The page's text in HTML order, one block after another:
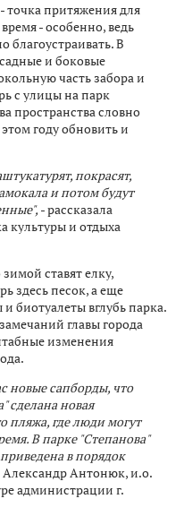
точка притяжения для
- особенно, ведь
благоустраивать. В
и боковые
часть забора и
с улицы на парк
пространства словно
году обновить и
покрасят,
и потом будут
- рассказала
культуры и отдыха
ставят елку,
здесь песок, а еще
биотуалеты вглубь парка.
главы города
изменения
новые сапборды, что
сделана новая
пляжа, где люди могут
В парке "Степанова"
в порядок
Александр Антонюк, и.о.
администрации г.